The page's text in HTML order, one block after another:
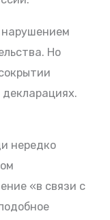
нарушением
Но
нередко
«в связи с